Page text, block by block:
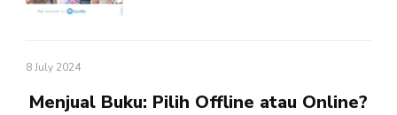
8 July 2024
Menjual Buku: Pilih Offline atau Online?